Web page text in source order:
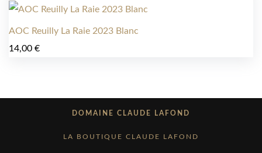
AOC Reuilly La Raie 2023 Blanc
14,00 €
DOMAINE CLAUDE LAFOND
LA BOUTIQUE CLAUDE LAFOND